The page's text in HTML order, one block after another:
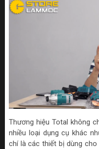
Thương hiệu Total không
nhiều loại dụng cụ khác
chí là các thiết bị dùng